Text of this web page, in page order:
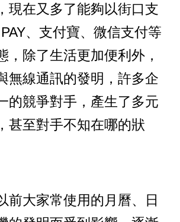
現在又多了能夠以街口支
、支付寶、微信支付等
，除了生活更加便利外，
無線通訊的發明，許多企
的競爭對手，產生了多元
甚至對手不知在哪的狀
前大家常使用的月曆、日